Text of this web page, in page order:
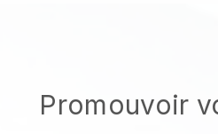
Promouvoir